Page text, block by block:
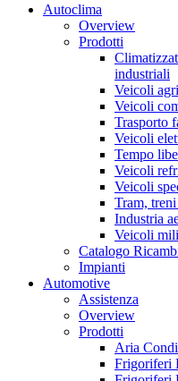
Autoclima
Overview
Prodotti
industriali
Veicoli
Veicoli
Trasporto
Veicoli
Tempo
Veicoli
Veicoli
Tram,
Industria
Veicoli
Catalogo
Impianti
Automotive
Assistenza
Overview
Prodotti
Aria
Frigoriferi